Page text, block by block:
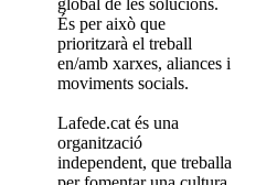
global de les solucions.
És per això que
prioritzarà el treball
en/amb xarxes, aliances i
moviments socials.
Lafede.cat és una
organització
independent, que treballa